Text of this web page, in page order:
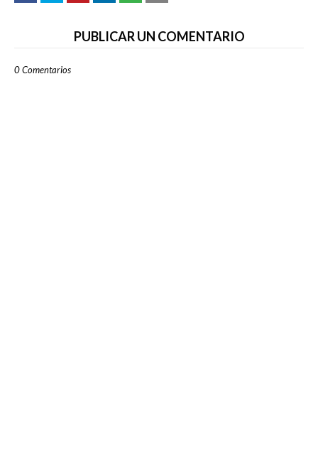
PUBLICAR UN COMENTARIO
0 Comentarios